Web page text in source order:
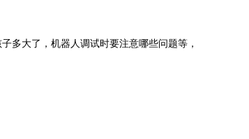
多大了，机器人调试时要注意哪些问题等，